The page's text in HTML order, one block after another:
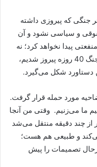
که پیروزی داشته
و سیاسی نشود و آن
پیدا نخواهد کرد؛ نه
در تاریخ و نه در مزایای آن. الان ما در جنگ 40 روزه پیروز شدیم،
شکل می‌گیرد.
مورد حمله قرار گرفت.
ما می‌زنیم. وقتی من آنجا
چند دقیقه منتقل می‌شد
و طبیعی هم هست؛
تصمیمات را پیش